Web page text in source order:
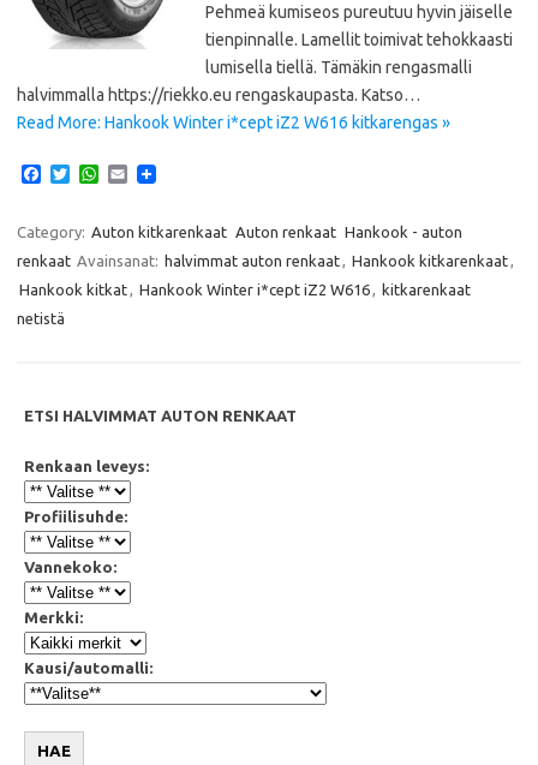
Pehmeä kumiseos pureutuu hyvin jäiselle
tienpinnalle. Lamellit toimivat tehokkaasti
lumisella tiellä. Tämäkin rengasmalli
halvimmalla https://riekko.eu rengaskaupasta. Katso…
Read More: Hankook Winter i*cept iZ2 W616 kitkarengas »
e
b
o
o
k
T
t
e
r
W
t
s
A
p
E
i
Category: Auton kitkarenkaat Auton renkaat Hankook - auton
renkaat Avainsanat: halvimmat auton renkaat Hankook kitkarenkaat
Hankook kitkat
Hankook Winter i*cept iZ2 W616
kitkarenkaat
netistä
ETSI HALVIMMAT AUTON RENKAAT
Renkaan leveys:
Profiilisuhde:
Vannekoko:
Merkki:
Kausi/automalli:
HAE